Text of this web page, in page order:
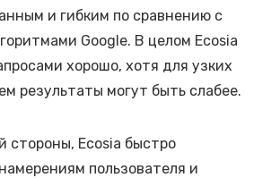
и гибким по сравнению с
Google. В целом Ecosia
хорошо, хотя для узких
результаты могут быть слабее.
стороны, Ecosia быстро
пользователя и